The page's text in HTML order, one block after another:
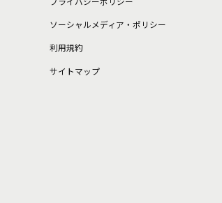
ソーシャルメディア・ポリシー
利⽤規約
サイトマップ